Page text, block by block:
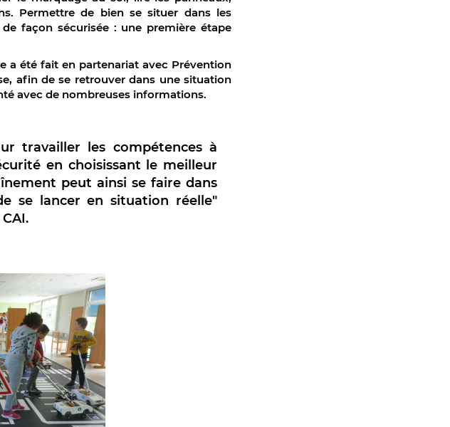
Permettre de bien se situer dans les
façon sécurisée : une première étape
a été fait en partenariat avec Prévention
afin de se retrouver dans une situation
avec de nombreuses informations.
travailler les compétences à
en choisissant le meilleur
peut ainsi se faire dans
se lancer en situation réelle"